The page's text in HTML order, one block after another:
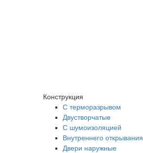
Конструкция
С терморазрывом
Двустворчатые
С шумоизоляцией
Внутреннего открывания
Двери наружные